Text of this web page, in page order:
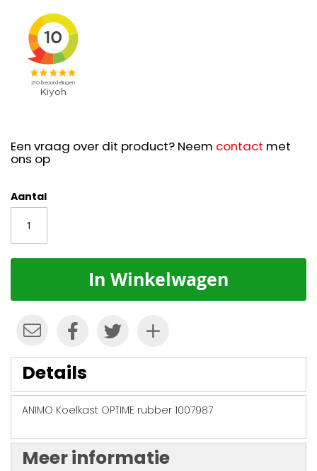
Een vraag over dit product? Neem contact met
ons op
Aantal
In Winkelwagen
Details
ANIMO Koelkast OPTIME rubber 1007987
Meer informatie